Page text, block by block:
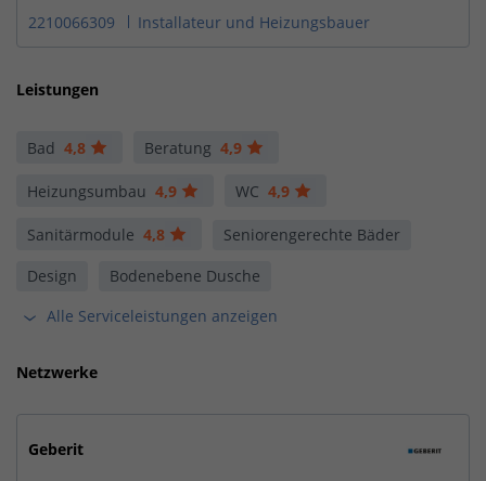
2210066309 Installateur und Heizungsbauer
Leistungen
Bad 4,8 Beratung 4,9
Heizungsumbau 4,9 WC 4,9
Sanitärmodule 4,8
Seniorengerechte Bäder
Design
Bodenebene Dusche
Alle Serviceleistungen anzeigen
Netzwerke
Geberit